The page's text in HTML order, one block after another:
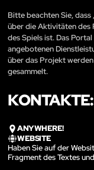
Bitte beachten Sie,
über die Aktivitäten des
des Spiels ist. Das
angebotenen
über das Projekt
gesammelt.
KONTAKTE:
ANYWHERE!
WEBSITE
Haben Sie auf der
Fragment des Textes